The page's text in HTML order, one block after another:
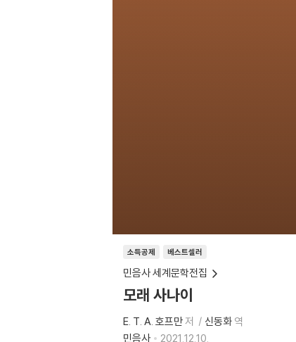
소득공제 베스트셀러
민음사 세계문학전집
모래 사나이
E. T. A. 호프만저 신동화 역
민음사
2021.12.10.